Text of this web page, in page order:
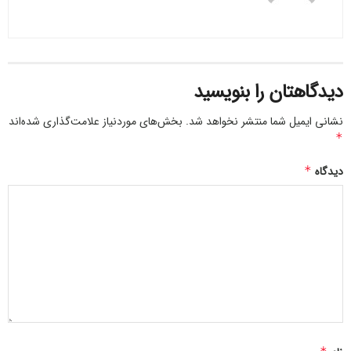
دیدگاهتان را بنویسید
نشانی ایمیل شما منتشر نخواهد شد. بخش‌های موردنیاز علامت‌گذاری شده‌اند
*
دیدگاه*